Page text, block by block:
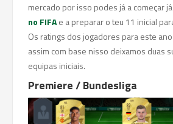
mercado por isso podes já a começar
no FIFAe a preparar o teu 11 inicial
Os ratings dos jogadores para este
assim com base nisso deixamos duas
equipas iniciais.
Premiere / Bundesliga